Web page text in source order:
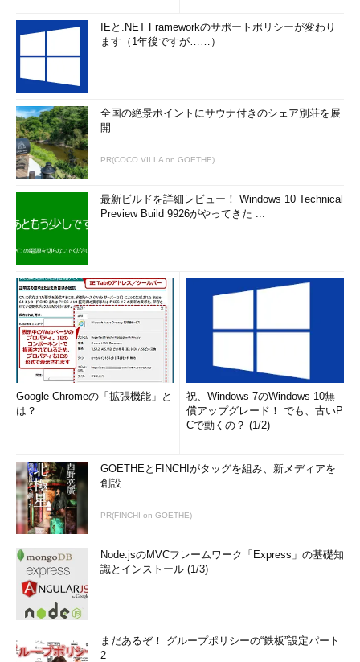
IEと.NET Frameworkのサポートポリシーが変わり
ます（1年後ですが……）
全国の絶景ポイントにサウナ付きのシェア別荘を展
開
PR(COCO VILLA on GOETHE)
最新ビルドを詳細レビュー！ Windows 10 Technical
Preview Build 9926がやってきた ...
Google Chromeの「拡張機能」と
は？
祝、Windows 7のWindows 10無
償アップグレード！ でも、古いP
Cで動くの？ (1/2)
GOETHEとFINCHIがタッグを組み、新メディアを
創設
PR(FINCHI on GOETHE)
Node.jsのMVCフレームワーク「Express」の基礎知
識とインストール (1/3)
まだあるぞ！ グループポリシーの“鉄板”設定パート
2